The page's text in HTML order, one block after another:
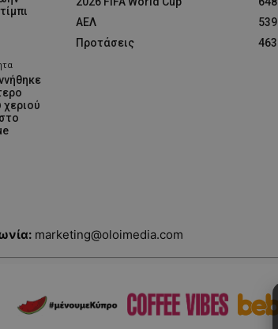
χεριού
ΑΕΛ
539
Προτάσεις
463
marketing@oloimedia.com